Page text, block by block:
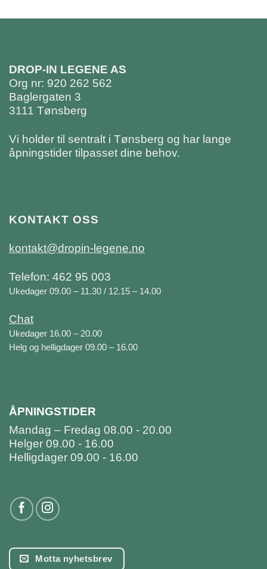
DROP-IN LEGENE AS
Org nr: 920 262 562
Baglergaten 3
3111 Tønsberg
Vi holder til sentralt i Tønsberg og har lange
åpningstider tilpasset dine behov.
KONTAKT OSS
kontakt@dropin-legene.no
Telefon: 462 95 003
Ukedager 09.00 – 11.30 / 12.15 – 14.00
Chat
Ukedager 16.00 – 20.00
Helg og helligdager 09.00 – 16.00
ÅPNINGSTIDER
Mandag – Fredag 08.00 - 20.00
Helger 09.00 - 16.00
Helligdager 09.00 - 16.00
Motta nyhetsbrev